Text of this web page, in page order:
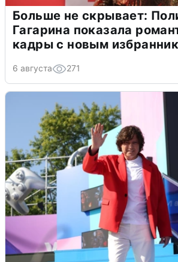
Больше не скрывает:
Гагарина показала
кадры с новым
6 августа 271